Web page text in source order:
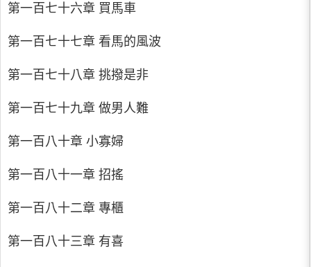
第一百七十六章 買馬車
第一百七十七章 看馬的風波
第一百七十八章 挑撥是非
第一百七十九章 做男人難
第一百八十章 小寡婦
第一百八十一章 招搖
第一百八十二章 專櫃
第一百八十三章 有喜